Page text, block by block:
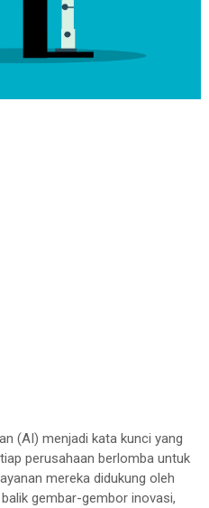
(AI) menjadi kata kunci yang
perusahaan berlomba untuk
mereka didukung oleh
gembar-gembor inovasi,